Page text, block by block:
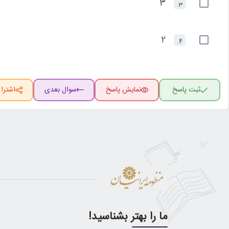
3.
3
4.
2
ثبت پاسخ نمایش پاسخ سوال بعدی
ما را بهتر بشناسید!